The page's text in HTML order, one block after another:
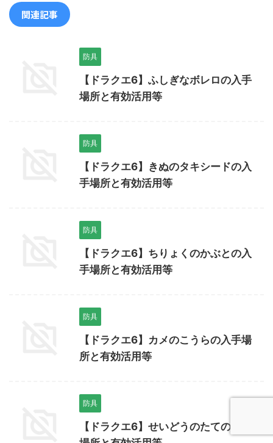
関連記事
防具
【ドラクエ6】ふしぎなボレロの入手
場所と有効活用等
防具
【ドラクエ6】きぬのタキシードの入
手場所と有効活用等
防具
【ドラクエ6】ちりょくのかぶとの入
手場所と有効活用等
防具
【ドラクエ6】カメのこうらの入手場
所と有効活用等
防具
【ドラクエ6】せいどうのたての入手